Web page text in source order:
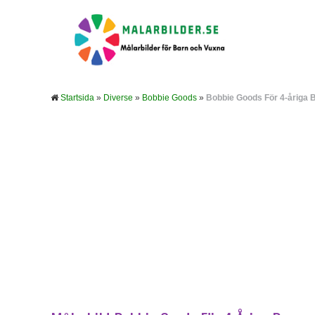
Startsida » Diverse » Bobbie Goods » Bobbie Goods För 4-åriga